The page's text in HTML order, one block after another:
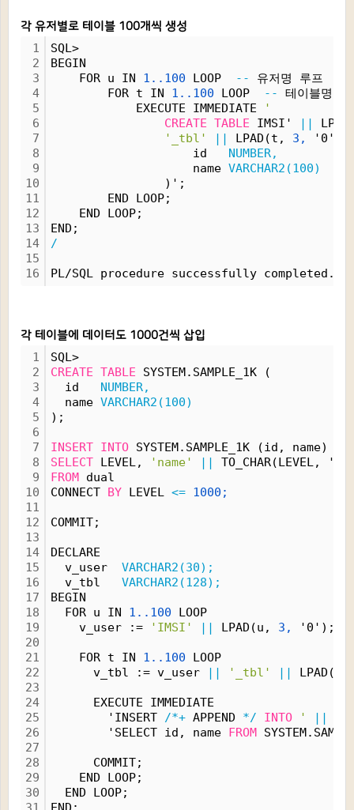
각 유저별로 테이블 100개씩 생성
1
2
3
4
5
6
7
8
9
10
11
12
13
14
15
16
SQL>
BEGIN
FOR u IN 1..100 LOOP --
유저명 루프
FOR t IN 1..100 LOOP --
테이블명 루
EXECUTE IMMEDIATE
'
CREATE TABLE IMSI' ||
'_tbl'
|| LPAD(t, 3, '0')
id NUMBER,
name VARCHAR2(100)
)';
END LOOP;
END LOOP;
END;
/
PL/SQL procedure successfully completed.
각 테이블에 데이터도 1000건씩 삽입
1
2
3
4
5
6
7
8
9
10
11
12
13
14
15
16
17
18
19
20
21
22
23
24
25
26
27
28
29
30
SQL>
CREATE TABLE SYSTEM.SAMPLE_1K (
id NUMBER,
name VARCHAR2(100)
);
INSERT INTO SYSTEM.SAMPLE_1K (id, name)
SELECT LEVEL, 'name' ||
TO_CHAR(LEVEL,
FROM dual
CONNECT BY LEVEL <= 1000;
COMMIT;
DECLARE
v_user VARCHAR2(30);
v_tbl VARCHAR2(128);
BEGIN
FOR u IN 1..100 LOOP
v_user :=
'IMSI' || LPAD(u, 3, '0');
FOR t IN 1..100 LOOP
v_tbl := v_user
|| '_tbl' ||
EXECUTE IMMEDIATE
'INSERT /*+ APPEND */ INTO ' ||
'SELECT id, name FROM
COMMIT;
END LOOP;
END LOOP;